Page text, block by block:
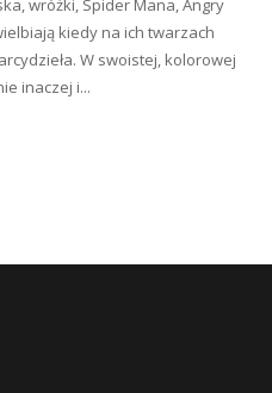
wróżki, Spider Mana, Angry
kiedy na ich twarzach
W swoistej, kolorowej
inaczej i...